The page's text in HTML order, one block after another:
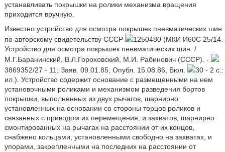
устанавливать покрышки на ролики механизма вращения
приходится вручную.
Известно устройство для осмотра покрышек пневматических шин
по авторскому свидетельству СССР
1250480 (МКИ И60С 25/14.
Устройство для осмотра покрышек пневматических шин. /
М.Г.Баранинский, В.Л.Гороховский, М.И. Рабинович (СССР). -
3869352/27 - 11; Заяв. 09.01.85; Опубл. 15.08.86, Бюл.
30 - 2 с.:
ил.). Устройство содержит основание с размещенными на нем
установочными роликами и механизмом разведения бортов
покрышки, выполненных из двух рычагов, шарнирно
установленных на основании со стороны торцов роликов и
связанных с приводом их перемещения, и захватов, шарнирно
смонтированных на рычагах на расстоянии от их концов,
снабжено кольцами, установленными свободно на захватах, и
упорами, закрепленными на последних на расстоянии от